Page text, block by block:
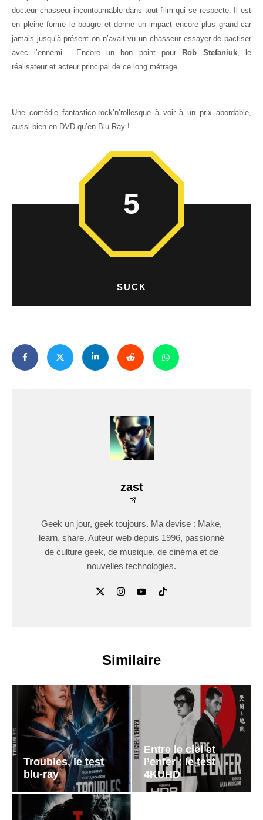
docteur chasseur incontournable dans tout film qui se respecte. Il est
en pleine forme le bougre et donne un impact encore plus grand car
jamais jusqu’à présent on n’avait vu un chasseur essayer de pactiser
avec l’ennemi… Encore un bon point pour
Rob Stefaniuk, le
réalisateur et acteur principal de ce long métrage.
Une comédie fantastico-rock’n’rollesque à voir à un prix abordable,
aussi bien en DVD qu’en Blu-Ray !
SUCK
5
zast
Geek un jour, geek toujours. Ma devise : Make,
learn, share. Auteur web depuis 1996, passionné
de culture geek, de musique, de cinéma et de
nouvelles technologies.
Similaire
Troubles, le test
blu-ray
Entre le ciel et
l’enfer : le test
4KUHD